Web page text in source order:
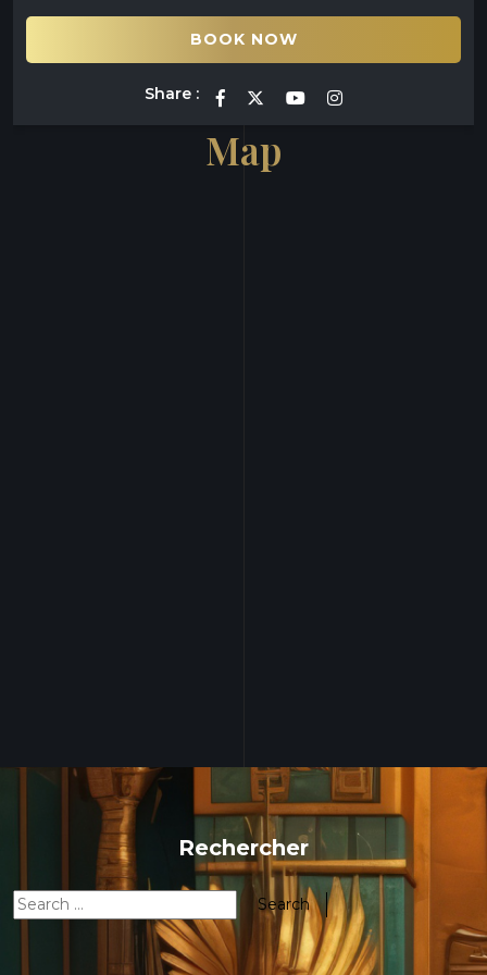
BOOK NOW
Share :
Map
Rechercher